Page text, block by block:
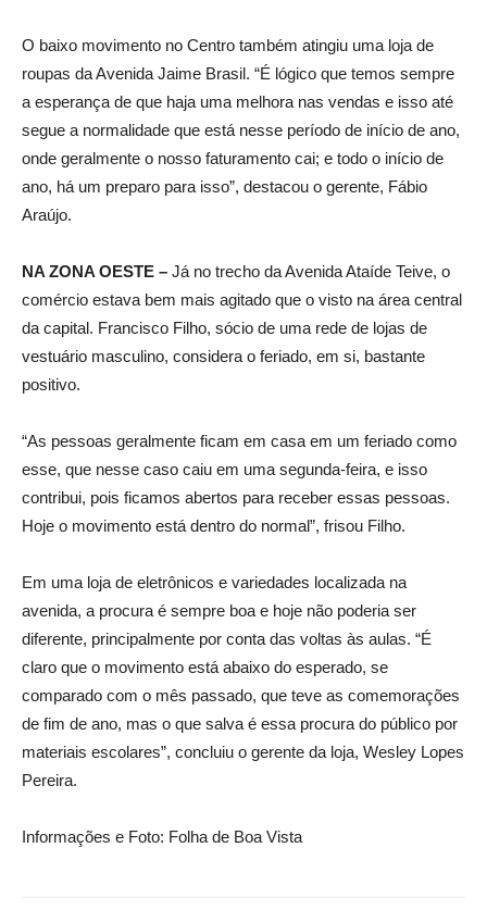
O baixo movimento no Centro também atingiu uma loja de
roupas da Avenida Jaime Brasil. “É lógico que temos sempre
a esperança de que haja uma melhora nas vendas e isso até
segue a normalidade que está nesse período de início de ano,
onde geralmente o nosso faturamento cai; e todo o início de
ano, há um preparo para isso”, destacou o gerente, Fábio
Araújo.
NA ZONA OESTE – Já no trecho da Avenida Ataíde Teive, o
comércio estava bem mais agitado que o visto na área central
da capital. Francisco Filho, sócio de uma rede de lojas de
vestuário masculino, considera o feriado, em si, bastante
positivo.
“As pessoas geralmente ficam em casa em um feriado como
esse, que nesse caso caiu em uma segunda-feira, e isso
contribui, pois ficamos abertos para receber essas pessoas.
Hoje o movimento está dentro do normal”, frisou Filho.
Em uma loja de eletrônicos e variedades localizada na
avenida, a procura é sempre boa e hoje não poderia ser
diferente, principalmente por conta das voltas às aulas. “É
claro que o movimento está abaixo do esperado, se
comparado com o mês passado, que teve as comemorações
de fim de ano, mas o que salva é essa procura do público por
materiais escolares”, concluiu o gerente da loja, Wesley Lopes
Pereira.
Informações e Foto: Folha de Boa Vista